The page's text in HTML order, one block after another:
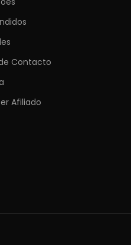
Contacto
Afiliado